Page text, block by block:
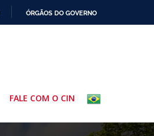
ÓRGÃOS DO GOVERNO
FALE COM O CIN